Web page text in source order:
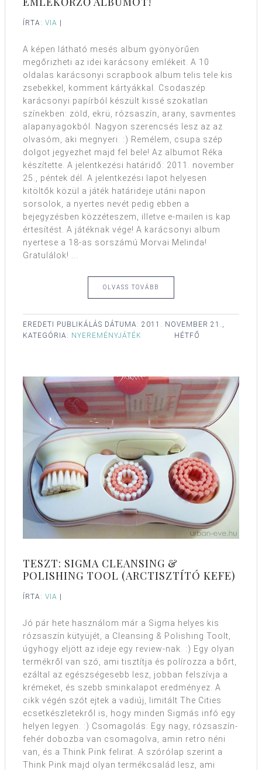
ÍRTA: VIA |
A képen látható mesés album gyönyörűen
megőrizheti az idei karácsony emlékeit. A 10
oldalas karácsonyi scrapbook album telis tele kis
zsebekkel, komment kártyákkal. Csodaszép
karácsonyi papírból készült kissé szokatlan
színekben: zöld, ekrü, rózsaszín, arany, savmentes
alapanyagokból. Nagyon szerencsés lesz az az
olvasóm, aki megnyeri. :) Remélem, csupa szép
dolgot jegyezhet majd fel bele! Az albumot Réka
készítette. A jelentkezési határidő: 2011. november
25., péntek dél. A jelentkezési lapot helyesen
kitöltők közül a játék határideje utáni napon
sorsolok, a nyertes nevét pedig ebben a
bejegyzésben közzéteszem, illetve e-mailen is kap
értesítést. A játéknak vége! A karácsonyi album
nyertese a 18-as sorszámú Morvai Melinda!
Gratulálok! ...
OLVASS TOVÁBB
EREDETI PUBLIKÁLÁS DÁTUMA: 2011. NOVEMBER 21.,
HÉTFŐ
KATEGÓRIA: NYEREMÉNYJÁTÉK
TESZT: SIGMA CLEANSING &
POLISHING TOOL (ARCTISZTÍTÓ KEFE)
ÍRTA: VIA |
Jó pár hete használom már a Sigma helyes kis
rózsaszín kütyüjét, a Cleansing & Polishing Toolt,
úgyhogy eljött az ideje egy review-nak. :) Egy olyan
termékről van szó, ami tisztítja és polírozza a bőrt,
ezáltal az egészségesebb lesz, jobban felszívja a
krémeket, és szebb sminkalapot eredményez. A
cikk végén szót ejtek a vadiúj, limitált The Cities
ecsetkészletekről is, hogy minden Sigmás infó egy
helyen legyen. :) Csomagolás: Egy nagy, rózsaszín-
fehér dobozba van csomagolva, amin retro néni
van, és a Think Pink felirat. A szórólap szerint a
Think Pink majd olyan termékcsalád lesz, ami